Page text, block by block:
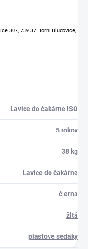
307, 739 37 Horní Bludovice,
Lavice do čakárne ISO
5 rokov
38 kg
Lavice do čakárne
čierna
žltá
plastové sedáky